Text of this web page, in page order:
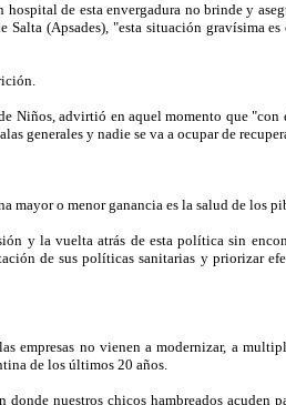
de esta envergadura no brinde y
(Apsades), "esta situación gravísima
advirtió en aquel momento que "con
generales y nadie se va a ocupar de
mayor o menor ganancia es la salud de los
y la vuelta atrás de esta política sin
de sus políticas sanitarias y priorizar
empresas no vienen a modernizar, a
de los últimos 20 años.
nuestros chicos hambreados acuden